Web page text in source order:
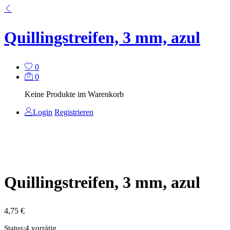
Quillingstreifen, 3 mm, azul
0
0
Keine Produkte im Warenkorb
Login Registrieren
Quillingstreifen, 3 mm, azul
4,75 €
Status:4 vorrätig